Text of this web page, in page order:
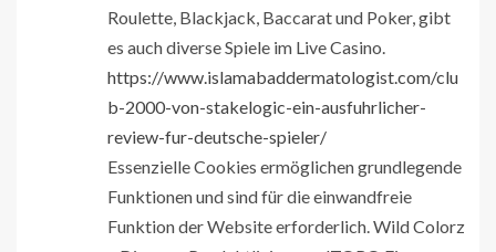
Roulette, Blackjack, Baccarat und Poker, gibt
es auch diverse Spiele im Live Casino.
https://www.islamabaddermatologist.com/clu
b-2000-von-stakelogic-ein-ausfuhrlicher-
review-fur-deutsche-spieler/
Essenzielle Cookies ermöglichen grundlegende
Funktionen und sind für die einwandfreie
Funktion der Website erforderlich. Wild Colorz